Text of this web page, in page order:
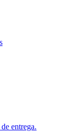
entrega.